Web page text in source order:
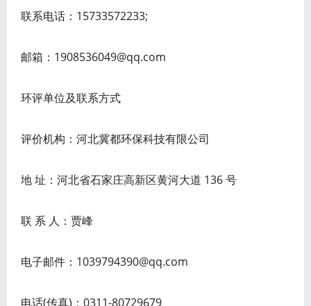
联系电话：15733572233;
邮箱：1908536049@qq.com
环评单位及联系方式
评价机构：河北冀都环保科技有限公司
地 址：河北省石家庄高新区黄河大道 136 号
联 系 人：贾峰
电子邮件：1039794390@qq.com
电话(传真)：0311-80729679